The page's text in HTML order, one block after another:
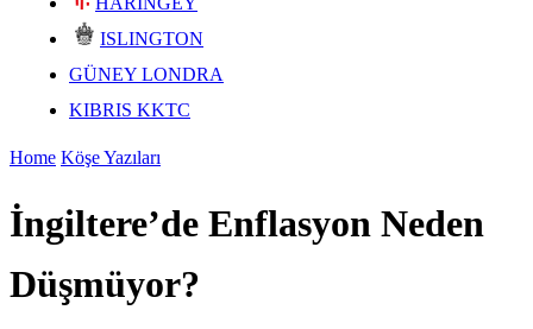
ISLINGTON
GÜNEY LONDRA
KIBRIS KKTC
Home Köşe Yazıları
İngiltere’de Enflasyon Neden
Düşmüyor?